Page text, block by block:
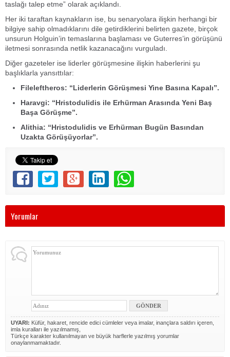
taslağı talep etme” olarak açıklandı.
Her iki taraftan kaynakların ise, bu senaryolara ilişkin herhangi bir
bilgiye sahip olmadıklarını dile getirdiklerini belirten gazete, birçok
unsurun Holguin’in temaslarına başlaması ve Guterres’in görüşünü
iletmesi sonrasında netlik kazanacağını vurguladı.
Diğer gazeteler ise liderler görüşmesine ilişkin haberlerini şu
başlıklarla yansıttılar:
Fileleftheros: “Liderlerin Görüşmesi Yine Basına Kapalı”.
Haravgi: “Hristodulidis ile Erhürman Arasında Yeni Baş
Başa Görüşme”.
Alithia: “Hristodulidis ve Erhürman Bugün Basından
Uzakta Görüşüyorlar”.
Yorumlar
UYARI: Küfür, hakaret, rencide edici cümleler veya imalar, inançlara saldırı içeren,
imla kuralları ile yazılmamış,
Türkçe karakter kullanılmayan ve büyük harflerle yazılmış yorumlar
onaylanmamaktadır.